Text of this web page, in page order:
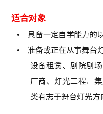
适合对象
• 具备一定自学能力的以
• 准备或正在从事舞台
设备租赁、剧院剧
厂商、灯光工程、
类有志于舞台灯光方